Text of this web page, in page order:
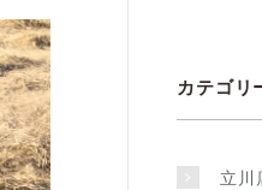
カテゴリ
立川